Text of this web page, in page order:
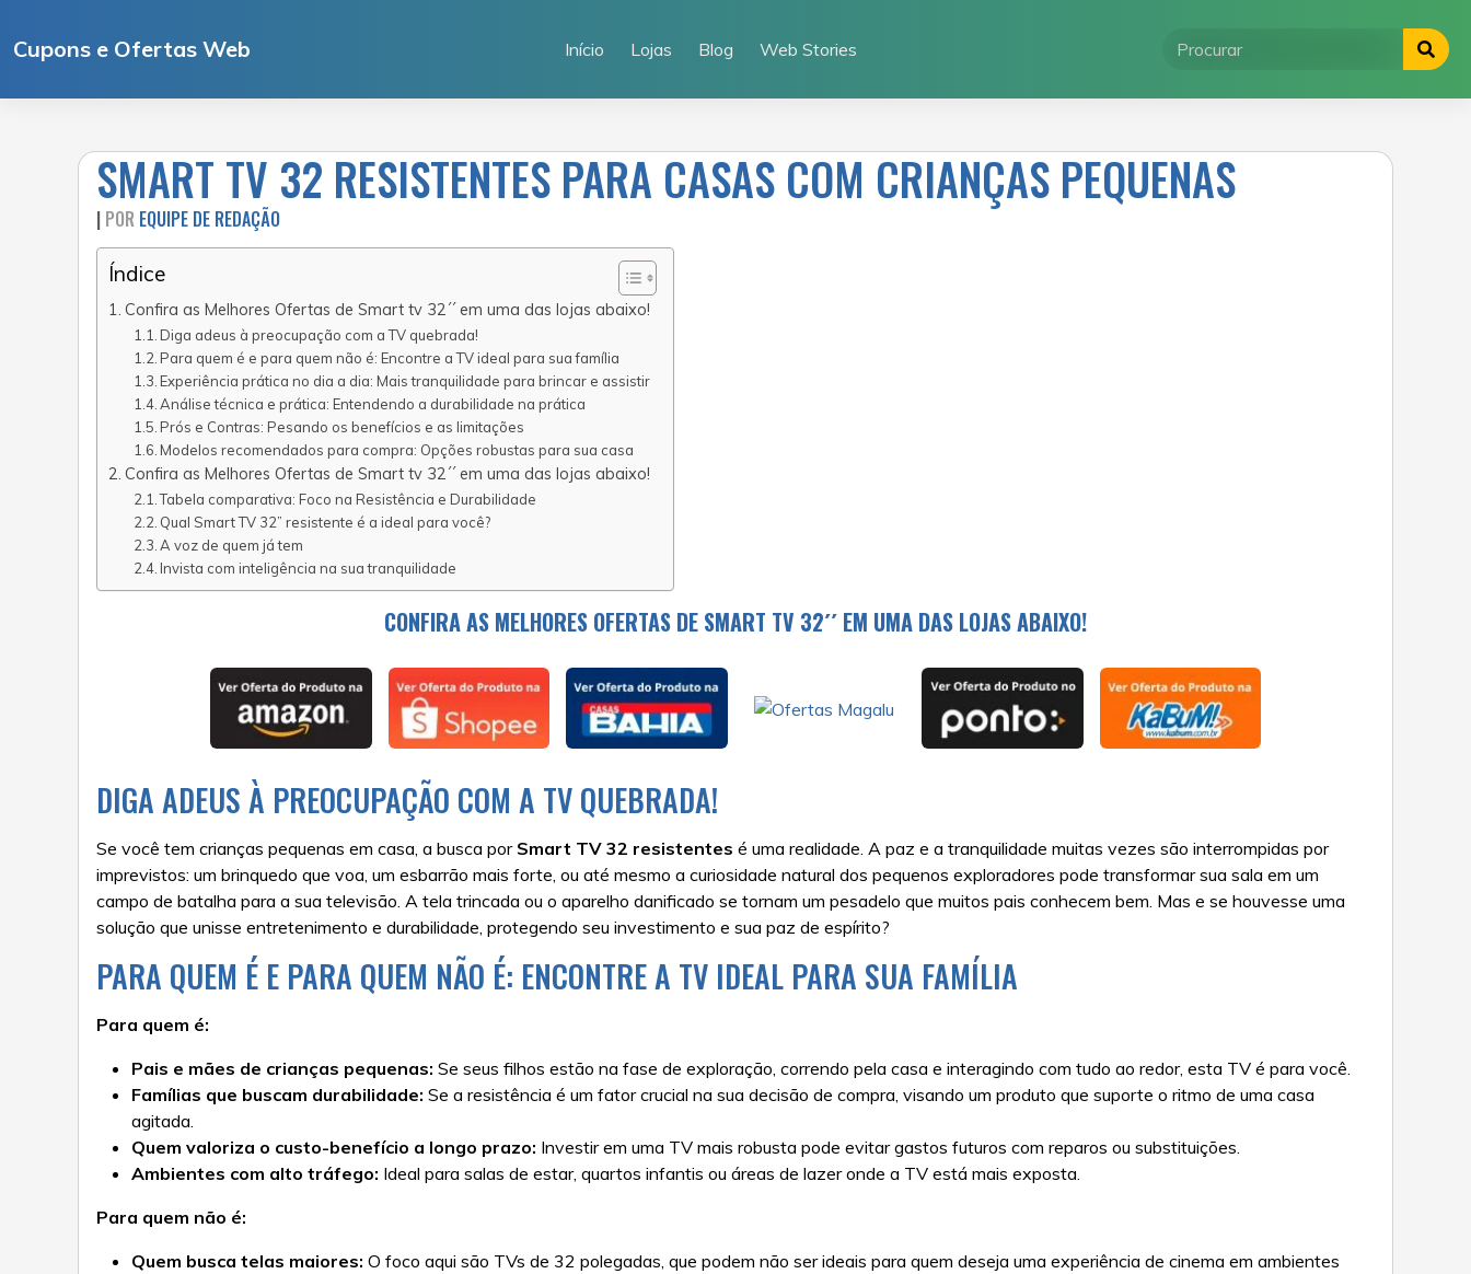
paraCupons e Ofertas Web Início Lojas Blog Web Stories
SMART TV 32 RESISTENTES PARA CASAS COM CRIANÇAS PEQUENAS
| POR EQUIPE DE REDAÇÃO
Índice
Confira as Melhores Ofertas de Smart tv 32´´ em uma das lojas abaixo!
Diga adeus à preocupação com a TV quebrada!
Para quem é e para quem não é: Encontre a TV ideal para sua família
Experiência prática no dia a dia: Mais tranquilidade para brincar e assistir
Análise técnica e prática: Entendendo a durabilidade na prática
Prós e Contras: Pesando os benefícios e as limitações
Modelos recomendados para compra: Opções robustas para sua casa
Confira as Melhores Ofertas de Smart tv 32´´ em uma das lojas abaixo!
Tabela comparativa: Foco na Resistência e Durabilidade
Qual Smart TV 32” resistente é a ideal para você?
A voz de quem já tem
Invista com inteligência na sua tranquilidade
CONFIRA AS MELHORES OFERTAS DE SMART TV 32´´ EM UMA DAS LOJAS ABAIXO!
DIGA ADEUS À PREOCUPAÇÃO COM A TV QUEBRADA!
Se você tem crianças pequenas em casa, a busca por Smart TV 32 resistentes é uma realidade. A paz e a tranquilidade muitas vezes são interrompidas por
imprevistos: um brinquedo que voa, um esbarrão mais forte, ou até mesmo a curiosidade natural dos pequenos exploradores pode transformar sua sala em um
campo de batalha para a sua televisão. A tela trincada ou o aparelho danificado se tornam um pesadelo que muitos pais conhecem bem. Mas e se houvesse uma
solução que unisse entretenimento e durabilidade, protegendo seu investimento e sua paz de espírito?
PARA QUEM É E PARA QUEM NÃO É: ENCONTRE A TV IDEAL PARA SUA FAMÍLIA
Para quem é:
Pais e mães de crianças pequenas: Se seus filhos estão na fase de exploração, correndo pela casa e interagindo com tudo ao redor, esta TV é para você.
Famílias que buscam durabilidade: Se a resistência é um fator crucial na sua decisão de compra, visando um produto que suporte o ritmo de uma casa
agitada.
Quem valoriza o custo-benefício a longo prazo: Investir em uma TV mais robusta pode evitar gastos futuros com reparos ou substituições.
Ambientes com alto tráfego: Ideal para salas de estar, quartos infantis ou áreas de lazer onde a TV está mais exposta.
Para quem não é:
Quem busca telas maiores: O foco aqui são TVs de 32 polegadas, que podem não ser ideais para quem deseja uma experiência de cinema em ambientes